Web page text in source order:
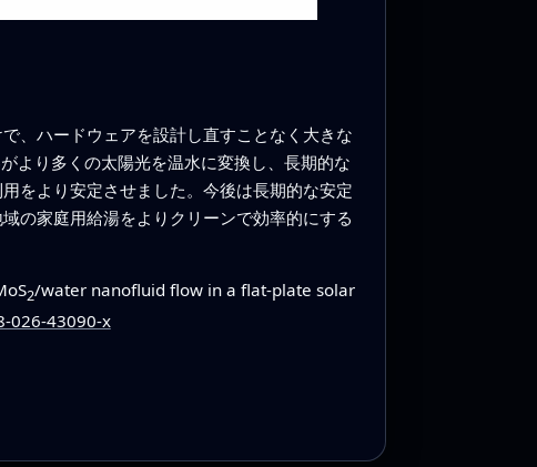
、ハードウェアを設計し直すことなく大きな
より多くの太陽光を温水に変換し、長期的な
をより安定させました。今後は長期的な安定
の家庭用給湯をよりクリーンで効率的にする
2/water nanofluid flow in a flat‑plate solar
026-43090-x